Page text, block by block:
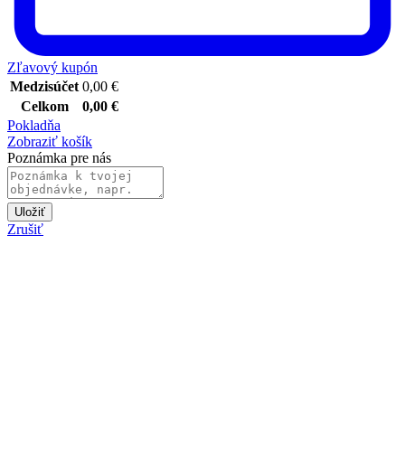
Zľavový kupón
Medzisúčet 0,00 €
Celkom
0,00 €
Pokladňa
Zobraziť košík
Poznámka pre nás
Uložiť
Zrušiť